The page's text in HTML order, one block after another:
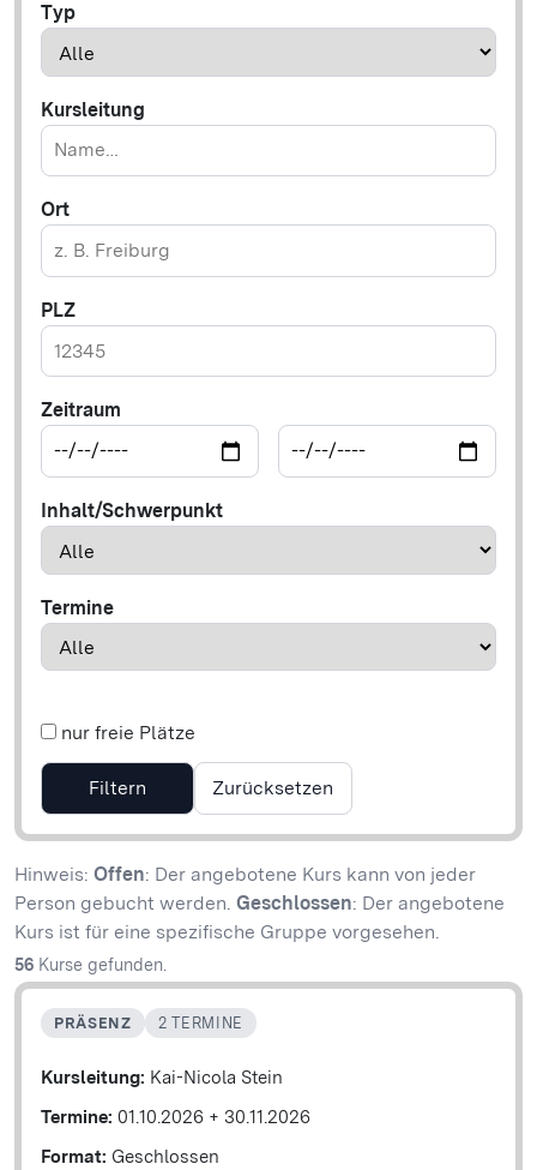
Typ
Kursleitung
Ort
PLZ
Zeitraum
Inhalt/Schwerpunkt
Termine
nur freie Plätze
Zurücksetzen
Hinweis: Offen: Der angebotene Kurs kann von jeder
Person gebucht werden. Geschlossen: Der angebotene
Kurs ist für eine spezifische Gruppe vorgesehen.
56 Kurse gefunden.
PRÄSENZ 2 TERMINE
Kursleitung: Kai-Nicola Stein
Termine: 01.10.2026 + 30.11.2026
Format: Geschlossen